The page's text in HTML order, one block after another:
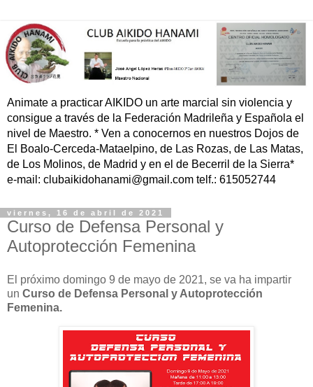
Animate a practicar AIKIDO un arte marcial sin violencia y
consigue a través de la Federación Madrileña y Española el
nivel de Maestro. * Ven a conocernos en nuestros Dojos de
El Boalo-Cerceda-Mataelpino, de Las Rozas, de Las Matas,
de Los Molinos, de Madrid y en el de Becerril de la Sierra*
e-mail: clubaikidohanami@gmail.com telf.: 615052744
viernes, 16 de abril de 2021
Curso de Defensa Personal y
Autoprotección Femenina
El próximo domingo 9 de mayo de 2021, se va ha impartir
un Curso de Defensa Personal y Autoprotección
Femenina.